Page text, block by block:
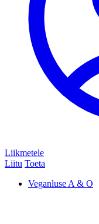
Liikmetele
Liitu Toeta
Veganluse A & O